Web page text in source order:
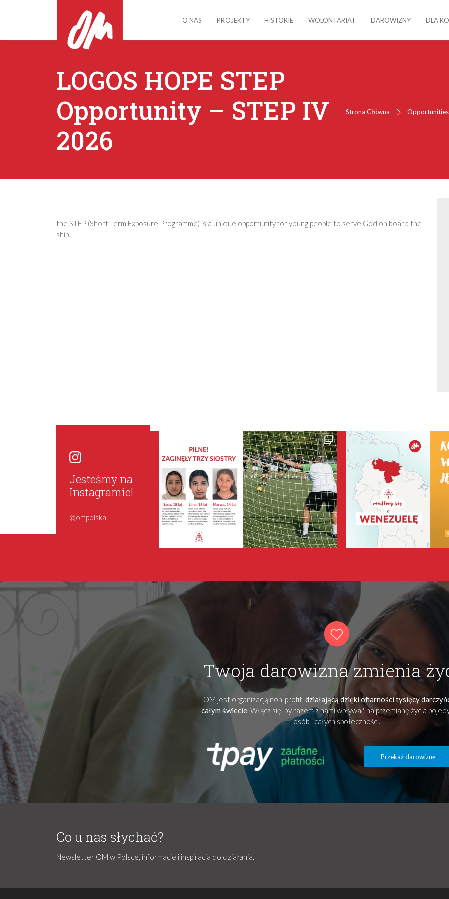
O NAS PROJEKTY HISTORIE WOLONTARIAT DAROWIZNY DLA
LOGOS HOPE STEP
Opportunity – STEP IV
2026
Strona Główna Opportunities
the STEP (Short Term Exposure Programme) is a unique opportunity for young people to serve God on board the
ship.
Jesteśmy na
Instagramie!
@ompolska
Twoja darowizna zmienia
OM jest organizacją non-profit, działającą dzięki ofiarności tysięcy
całym świecie. Włącz się, by razem z nami wpływać na przemianę życia
osób i całych społeczności.
Przekaż darowiznę
Co u nas słychać?
Newsletter OM w Polsce, informacje i inspiracja do działania.